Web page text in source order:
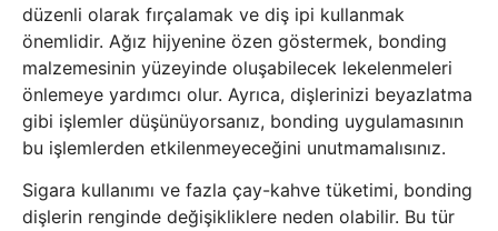
düzenli olarak fırçalamak ve diş ipi kullanmak
önemlidir. Ağız hijyenine özen göstermek, bonding
malzemesinin yüzeyinde oluşabilecek lekelenmeleri
önlemeye yardımcı olur. Ayrıca, dişlerinizi beyazlatma
gibi işlemler düşünüyorsanız, bonding uygulamasının
bu işlemlerden etkilenmeyeceğini unutmamalısınız.
Sigara kullanımı ve fazla çay-kahve tüketimi, bonding
dişlerin renginde değişikliklere neden olabilir. Bu tür